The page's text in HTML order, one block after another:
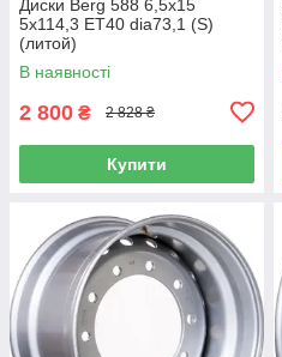
Диски Berg 588 6,5x15
5x114,3 ET40 dia73,1 (S)
(литой)
В наявності
2 800 ₴ 2 828 ₴
Купити